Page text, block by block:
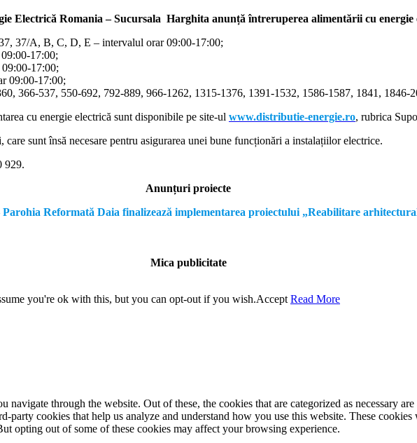
Electrică Romania – Sucursala Harghita anunță întreruperea alimentării cu energie
37/A, B, C, D, E – intervalul orar 09:00-17:00;
17:00;
17:00;
09:00-17:00;
366-537, 550-692, 792-889, 966-1262, 1315-1376, 1391-1532, 1586-1587, 1841, 1846-
cu energie electrică sunt disponibile pe site-ul www.distributie-energie.ro, rubrica
sunt însă necesare pentru asigurarea unei bune funcționări a instalațiilor electrice.
929.
Anunțuri proiecte
Reformată Daia finalizează implementarea proiectului „Reabilitare
Mica publicitate
you're ok with this, but you can opt-out if you wish.Accept Read More
through the website. Out of these, the cookies that are categorized as necessary
party cookies that help us analyze and understand how you use this website. These
opting out of some of these cookies may affect your browsing experience.